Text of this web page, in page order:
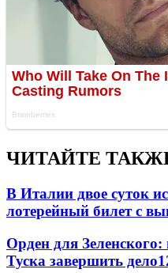
ЧИТАЙТЕ
В Италии двое суток
лотерейный билет с
Орден для
Туска завершить дело